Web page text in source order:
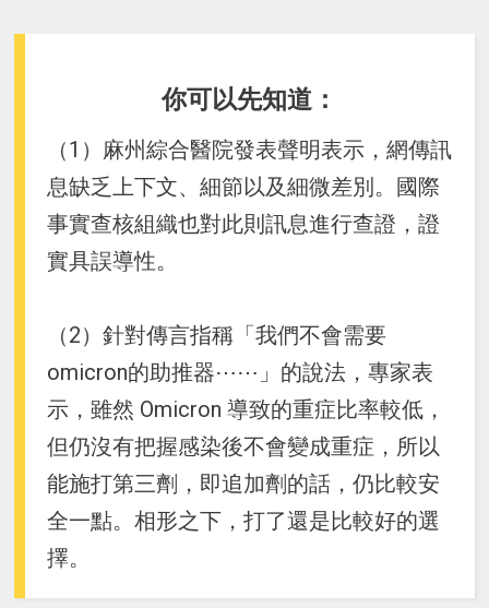
你可以先知道：
（1）麻州綜合醫院發表聲明表示，網傳訊
息缺乏上下文、細節以及細微差別。國際
事實查核組織也對此則訊息進行查證，證
實具誤導性。
（2）針對傳言指稱「我們不會需要
omicron的助推器⋯⋯」的說法，專家表
示，雖然 Omicron 導致的重症比率較低，
但仍沒有把握感染後不會變成重症，所以
能施打第三劑，即追加劑的話，仍比較安
全一點。相形之下，打了還是比較好的選
擇。